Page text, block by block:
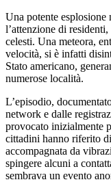
Una potente esplosione
l’attenzione di
celesti. Una meteora,
velocità, si è infatti
Stato americano,
numerose località.
L’episodio,
network e dalle
provocato inizialmente
cittadini hanno riferito
accompagnata da
spingere alcuni a
sembrava un evento